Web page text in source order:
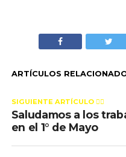
ARTÍCULOS
SIGUIENTE ARTÍCULO 👈🏻
Saludamos a los
en el 1° de Mayo